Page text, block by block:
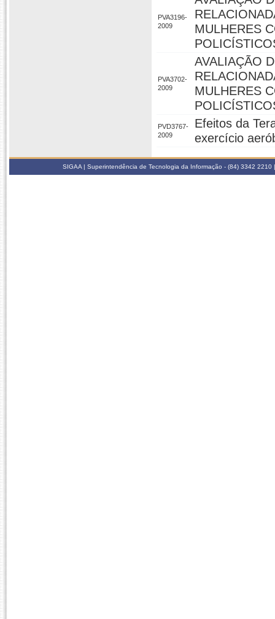
PVA3196-
2009
MULHERES
PVA3702-
2009
AVALIAÇÃO
MULHERES
PVD3767-
2009
Efeitos da
exercício
SIGAA | Superintendência de Tecnologia da Informação - (84) 3342